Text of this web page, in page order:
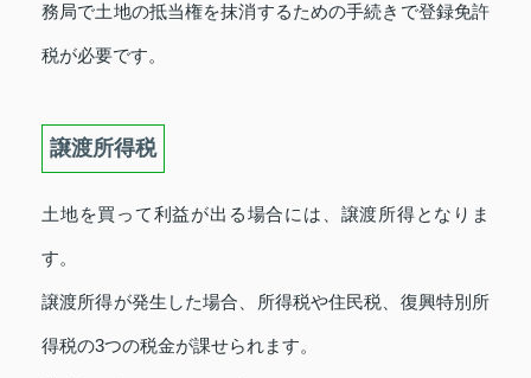
務局で土地の抵当権を抹消するための手続きで登録免許
税が必要です。
譲渡所得税
土地を買って利益が出る場合には、譲渡所得となりま
す。
譲渡所得が発生した場合、所得税や住民税、復興特別所
得税の3つの税金が課せられます。